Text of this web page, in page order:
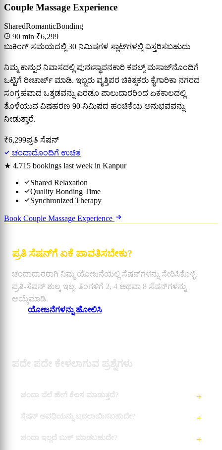
Couple Massage Experience
SharedRomanticBonding
90 min ₹6,299
ಬುಕಿಂಗ್ ಸಮಯದಲ್ಲಿ 30 ನಿಮಿಷಗಳ ಸ್ಲಾಟ್‌ಗಳಲ್ಲಿ ವಿಸ್ತರಿಸಬಹುದು
ನಿಮ್ಮ ಕಾನ್ಪುರ ನಿವಾಸದಲ್ಲಿ ಪುನಃಸ್ಥಾಪನಕಾರಿ ಕಪಲ್ಸ್ ಮಸಾಜ್‌ನೊಂದಿಗೆ
ಒಟ್ಟಿಗೆ ರೀಚಾರ್ಜ್ ಮಾಡಿ. ಇಬ್ಬರು ವೃತ್ತಿಪರ ಚಿಕಿತ್ಸಕರು ಕೈಗಾರಿಕಾ ನಗರದ
ಸಂಗ್ರಹವಾದ ಒತ್ತಡವನ್ನು ಎರಡೂ ಪಾಲುದಾರರಿಂದ ಏಕಕಾಲದಲ್ಲಿ
ತೊಳೆಯುವ ವಿಷಹರಣ 90-ನಿಮಿಷದ ಹಂಚಿಕೆಯ ಅನುಭವವನ್ನು
ನೀಡುತ್ತಾರೆ.
₹6,299ಪ್ರತಿ ಸೆಷನ್
ಚಂದಾದೊಂದಿಗೆ ಉಚಿತ
★ 4.715 bookings last week in Kanpur
Shared Relaxation
Quality Bonding Time
Synchronized Therapy
Book Couple Massage Experience
ಪ್ರತಿ ಸೆಷನ್‌ಗೆ ಏಕೆ ಪಾವತಿಸಬೇಕು?
ಚಂದಾದಾರರಾಗಿ ನಿಮ್ಮ ಯೋಜನೆಯಲ್ಲಿ ಸೆಷನ್‌ಗಳನ್ನು ಸೇರಿಸಿಕೊಳ್ಳಿ.
ಪ್ರತಿ-ಸೆಷನ್ ಶುಲ್ಕ ಇಲ್ಲ. ತಿಂಗಳಿಗೆ 2, 4 ಅಥವಾ 8 ಸೆಷನ್‌ಗಳನ್ನು
ಆಯ್ಕೆಮಾಡಿ.
ಯೋಜನೆಗಳನ್ನು ಹೋಲಿಸಿ
ಪದೇ ಪದೇ ಕೇಳಲಾಗುವ ಪ್ರಶ್ನೆಗಳು
ಚಂದಾ ಬೆಲೆ ಹೇಗೆ ಕೆಲಸ ಮಾಡುತ್ತದೆ?
ಸೆಷನ್ ಅವಧಿಯನ್ನು ಬದಲಾಯಿಸಬಹುದೇ?
ಚಂದಾ ಇಲ್ಲದೆ ಬುಕ್ ಮಾಡಬಹುದೇ?